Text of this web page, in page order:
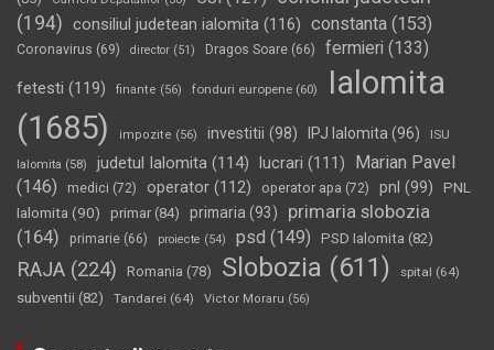
(194) consiliul judetean ialomita (116) constanta (153)
Coronavirus (69) director (51) Dragos Soare (66) fermieri (133)
fetesti (119) finante (56) fonduri europene (60)
Ialomita
(1685)
impozite (56) investitii (98) IPJ Ialomita (96) ISU
Ialomita (58) judetul Ialomita (114) lucrari (111)
Marian Pavel
(146)
medici (72) operator (112) operator apa (72) pnl (99)
PNL
Ialomita (90) primar(84) primaria (93)
primaria slobozia
(164)
primarie (66) proiecte (54) psd (149) PSD Ialomita (82)
RAJA (224) Romania (78) Slobozia (611) spital (64)
subventii (82) Tandarei (64) Victor Moraru (56)